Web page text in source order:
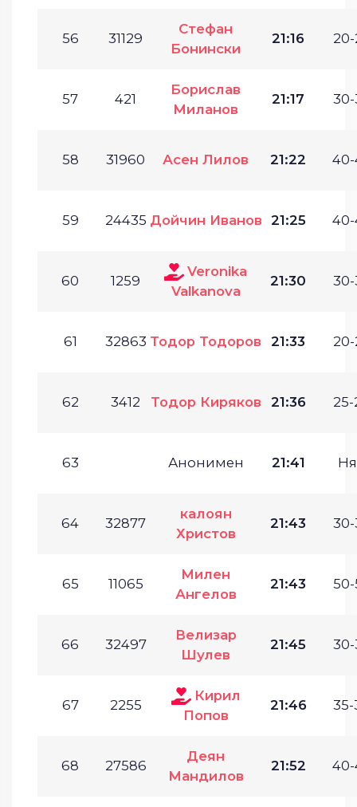
56 31129
Стефан
Бонински
21:16 20-
57 421
Борислав
Миланов
21:17 30-
58 31960 Асен Лилов 21:22 40-
59 24435 Дойчин Иванов 21:25 40-
60 1259
Veronika
Valkanova
21:30 30-
61 32863 Тодор Тодоров 21:33 20-
62 3412 Тодор Киряков 21:36 25-
63 Анонимен 21:41
64 32877
калоян
Христов
21:43 30-
65 11065
Милен
Ангелов
21:43 50-
66 32497
Велизар
Шулев
21:45 30-
67 2255
Кирил
Попов
21:46 35-
68 27586
Деян
Мандилов
21:52 40-